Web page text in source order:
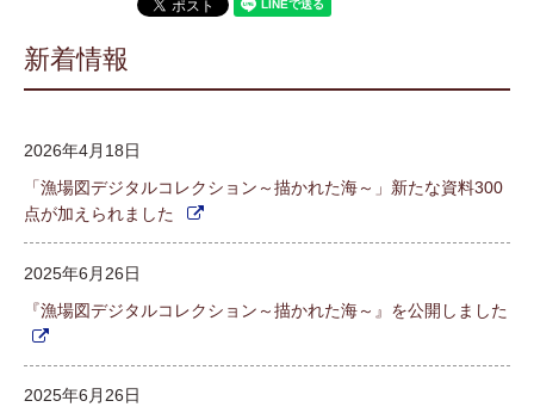
新着情報
2026年4月18日
「漁場図デジタルコレクション～描かれた海～」新たな資料300
点が加えられました
2025年6月26日
『漁場図デジタルコレクション～描かれた海～』を公開しました
2025年6月26日